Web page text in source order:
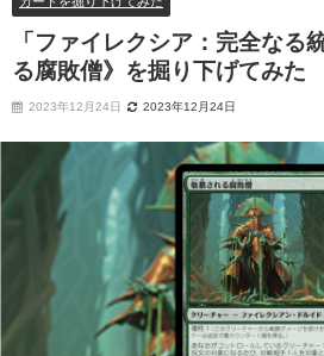
「ファイレクシア：完全なる
る腐敗僧》を掘り下げてみた
2023年12月24日 2023年12月24日